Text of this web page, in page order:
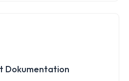
Dokumentation